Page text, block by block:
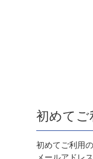
初めてご
初めてご利用